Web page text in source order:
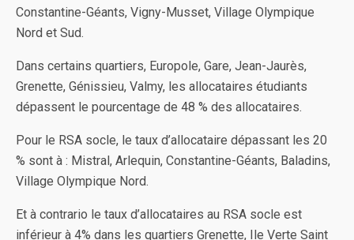
Constantine-Géants, Vigny-Musset, Village Olympique
Nord et Sud.
Dans certains quartiers, Europole, Gare, Jean-Jaurès,
Grenette, Génissieu, Valmy, les allocataires étudiants
dépassent le pourcentage de 48 % des allocataires.
Pour le RSA socle, le taux d’allocataire dépassant les 20
% sont à : Mistral, Arlequin, Constantine-Géants, Baladins,
Village Olympique Nord.
Et à contrario le taux d’allocataires au RSA socle est
inférieur à 4% dans les quartiers Grenette, Ile Verte Saint